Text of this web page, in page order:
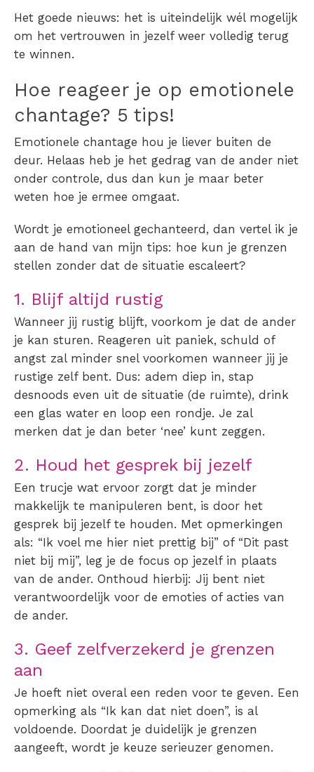
Het goede nieuws: het is uiteindelijk wél mogelijk
om het vertrouwen in jezelf weer volledig terug
te winnen.
Hoe reageer je op emotionele
chantage? 5 tips!
Emotionele chantage hou je liever buiten de
deur. Helaas heb je het gedrag van de ander niet
onder controle, dus dan kun je maar beter
weten hoe je ermee omgaat.
Wordt je emotioneel gechanteerd, dan vertel ik je
aan de hand van mijn tips: hoe kun je grenzen
stellen zonder dat de situatie escaleert?
1. Blijf altijd rustig
Wanneer jij rustig blijft, voorkom je dat de ander
je kan sturen. Reageren uit paniek, schuld of
angst zal minder snel voorkomen wanneer jij je
rustige zelf bent. Dus: adem diep in, stap
desnoods even uit de situatie (de ruimte), drink
een glas water en loop een rondje. Je zal
merken dat je dan beter ‘nee’ kunt zeggen.
2. Houd het gesprek bij jezelf
Een trucje wat ervoor zorgt dat je minder
makkelijk te manipuleren bent, is door het
gesprek bij jezelf te houden. Met opmerkingen
als: “Ik voel me hier niet prettig bij” of “Dit past
niet bij mij”, leg je de focus op jezelf in plaats
van de ander. Onthoud hierbij: Jij bent niet
verantwoordelijk voor de emoties of acties van
de ander.
3. Geef zelfverzekerd je grenzen
aan
Je hoeft niet overal een reden voor te geven. Een
opmerking als “Ik kan dat niet doen”, is al
voldoende. Doordat je duidelijk je grenzen
aangeeft, wordt je keuze serieuzer genomen.